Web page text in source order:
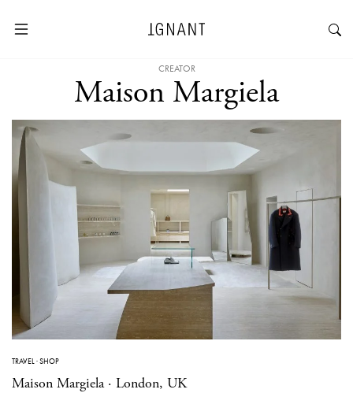
CREATOR
Maison Margiela
TRAVEL·SHOP
Maison Margiela · London, UK